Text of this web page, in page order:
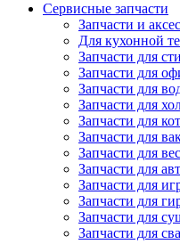
Сервисные запчасти
Запчасти и
Для кухонной
Запчасти для
Запчасти для
Запчасти для
Запчасти для
Запчасти для
Запчасти для
Запчасти для
Запчасти для
Запчасти для
Запчасти для
Запчасти для
Запчасти для